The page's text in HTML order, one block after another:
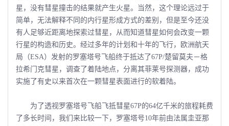
星，没有彗星撞击的结果就产生火星。当然，这个理论远过于
简单，无法解释不同的内行星形成方式的差别，但是至今还没
有人足够近距离地探索过彗星，从而知道彗星如何会改变一颗
行星的构造和历史。经过多年的计划和十年的飞行，欧洲航天
局（ESA）发射的罗塞塔号飞船终于抵达了67P/楚留莫夫－格
拉希门克彗星，调查了着陆地点，分离其菲莱号探测器，成功
实施了有史以来首次在一颗彗星表面进行的软着陆。
为了透视罗塞塔号飞船飞抵彗星67P的64亿千米的旅程耗费
了多长时间，我们来比较一下，罗塞塔号10年前由法属圭亚那